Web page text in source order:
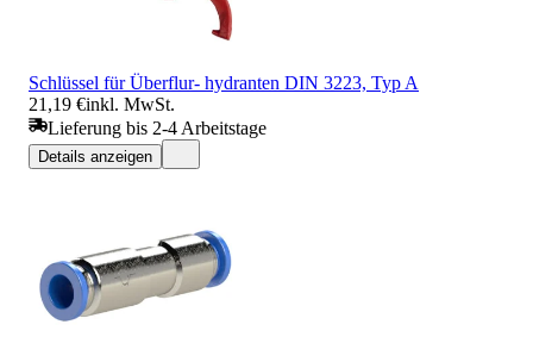
Schlüssel für Überflur- hydranten DIN 3223, Typ A
21,19 €inkl. MwSt.
Lieferung bis 2-4 Arbeitstage
Details anzeigen